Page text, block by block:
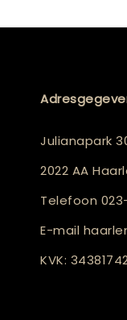
Julianapark
2022 AA
Telefoon
E-mail
KVK: